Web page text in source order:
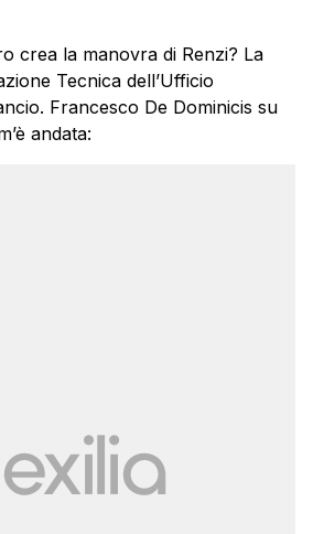
crea la manovra di Renzi? La
Tecnica dell’Ufficio
Francesco De Dominicis su
andata: